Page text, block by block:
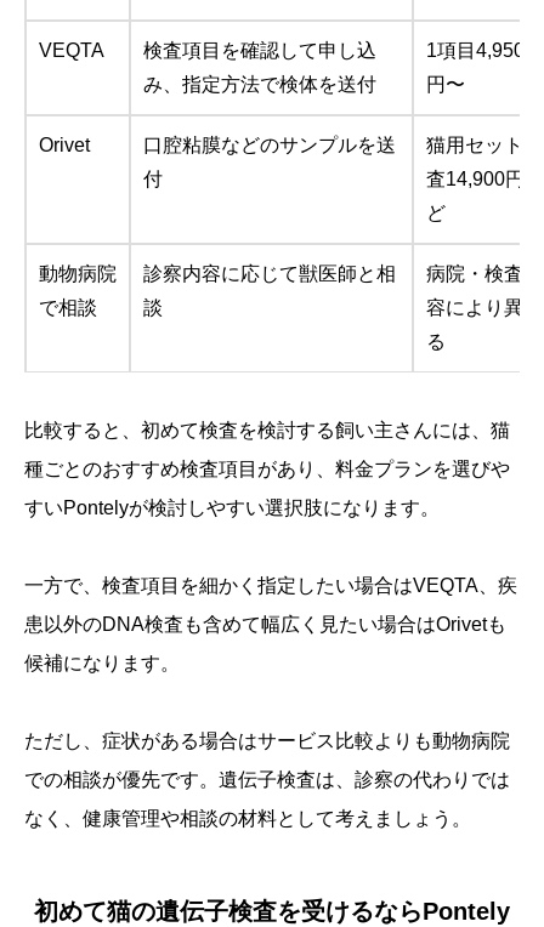
VEQTA
検査項目を確認して申し込
み、指定方法で検体を送付
1項目4,950
円〜
Orivet
口腔粘膜などのサンプルを送
付
猫用セット検
査14,900円な
ど
動物病院
で相談
診察内容に応じて獣医師と相
談
病院・検査内
容により異な
る
比較すると、初めて検査を検討する飼い主さんには、猫
種ごとのおすすめ検査項目があり、料金プランを選びや
すいPontelyが検討しやすい選択肢になります。
一方で、検査項目を細かく指定したい場合はVEQTA、疾
患以外のDNA検査も含めて幅広く見たい場合はOrivetも
候補になります。
ただし、症状がある場合はサービス比較よりも動物病院
での相談が優先です。遺伝子検査は、診察の代わりでは
なく、健康管理や相談の材料として考えましょう。
初めて猫の遺伝子検査を受けるならPontely